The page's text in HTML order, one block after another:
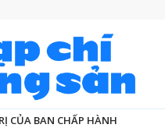
CỦA BAN CHẤP HÀNH